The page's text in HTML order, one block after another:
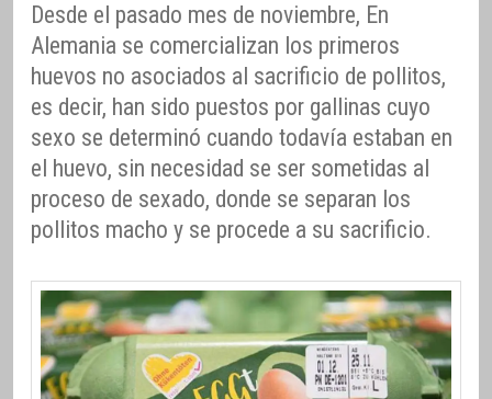
Desde el pasado mes de noviembre, En
Alemania se comercializan los primeros
huevos no asociados al sacrificio de pollitos,
es decir, han sido puestos por gallinas cuyo
sexo se determinó cuando todavía estaban en
el huevo, sin necesidad se ser sometidas al
proceso de sexado, donde se separan los
pollitos macho y se procede a su sacrificio.